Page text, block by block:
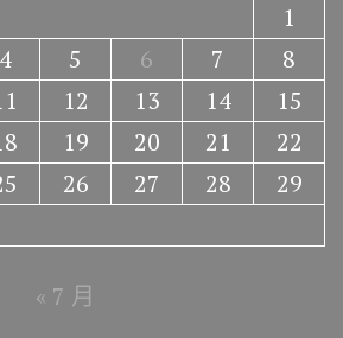
1
4 5 6 7
8
12 13 14
15
19 20 21
22
26 27 28
29
« 7 月